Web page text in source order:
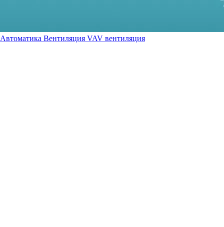
Автоматика Вентиляция VAV вентиляция